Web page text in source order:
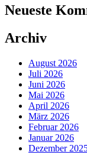
Neueste
Archiv
August 2026
Juli 2026
Juni 2026
Mai 2026
April 2026
März 2026
Februar 2026
Januar 2026
Dezember